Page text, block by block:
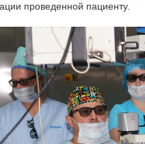
проведенной пациенту.